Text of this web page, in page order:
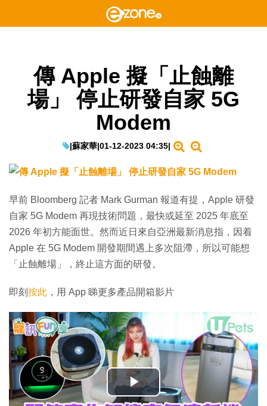
傳 Apple 擬「止蝕離
場」 停止研發自家 5G
Modem
|蘇家華|01-12-2023 04:35|
早前 Bloomberg 記者 Mark Gurman 報道有提，Apple 研發
自家 5G Modem 再現技術問題，最快或延至 2025 年底至
2026 年初方能面世。然而近日來自亞洲最新消息指，因着
Apple 在 5G Modem 開發期間遇上多次阻滯，所以可能想
「止蝕離場」，終止這方面的研發。
即刻 按此 ，用 App 睇更多產品開箱影片
播